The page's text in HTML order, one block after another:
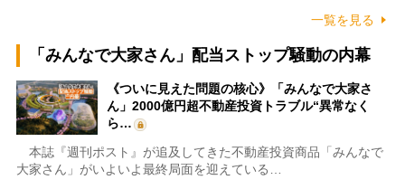
一覧を見る
「みんなで大家さん」配当ストップ騒動の内幕
《ついに見えた問題の核心》「みんなで大家さ
ん」2000億円超不動産投資トラブル“異常なく
ら…
本誌『週刊ポスト』が追及してきた不動産投資商品「みんなで
大家さん」がいよいよ最終局面を迎えている…